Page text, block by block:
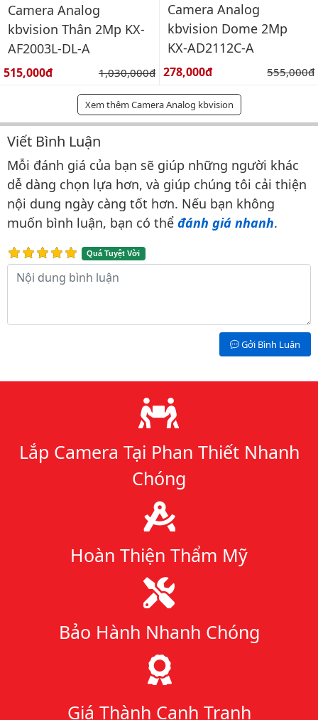
Camera Analog
kbvision Thân 2Mp KX-
AF2003L-DL-A
Giá bán:
515,000đ Giá gốc:
1,030,000đ
Camera Analog
kbvision Dome 2Mp
KX-AD2112C-A
Giá bán:
278,000đ Giá gốc:
555,000đ
Xem thêm Camera Analog kbvision
Bình luận & Đánh giá
Viết Bình Luận
Mỗi đánh giá của bạn sẽ giúp những người khác
dễ dàng chọn lựa hơn, và giúp chúng tôi cải thiện
nội dung ngày càng tốt hơn. Nếu bạn không
muốn bình luận, bạn có thể đánh giá nhanh.
Quá Tuyệt Vời
Nội dung bình luận
Gởi Bình Luận
Lý do chọn chúng tôi
Lắp Camera Tại Phan Thiết Nhanh
Chóng
Hoàn Thiện Thẩm Mỹ
Bảo Hành Nhanh Chóng
Giá Thành Cạnh Tranh